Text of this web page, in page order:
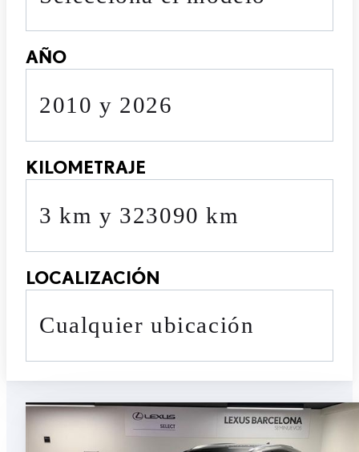
AÑO
2010 y 2026
KILOMETRAJE
3 km y 323090 km
LOCALIZACIÓN
cualquier ubicación